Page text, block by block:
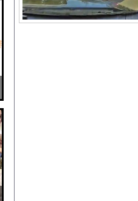
【配信者】「金バエ」のSNS更新
【画像】女の子「危機管理フォーー